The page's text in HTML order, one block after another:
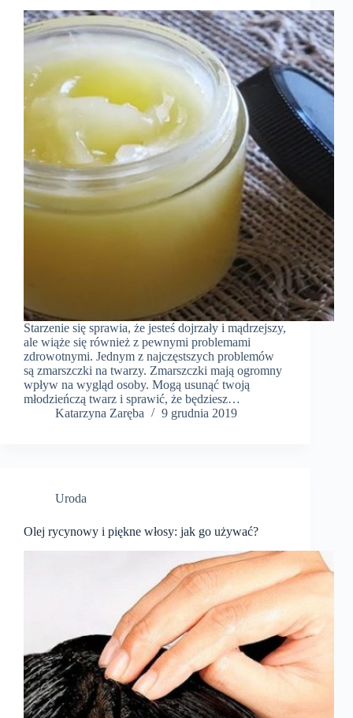
Starzenie się sprawia, że ​​jesteś dojrzały i mądrzejszy,
ale wiąże się również z pewnymi problemami
zdrowotnymi. Jednym z najczęstszych problemów
są zmarszczki na twarzy. Zmarszczki mają ogromny
wpływ na wygląd osoby. Mogą usunąć twoją
młodzieńczą twarz i sprawić, że będziesz…
Katarzyna Zaręba
9 grudnia 2019
Uroda
Olej rycynowy i piękne włosy: jak go używać?